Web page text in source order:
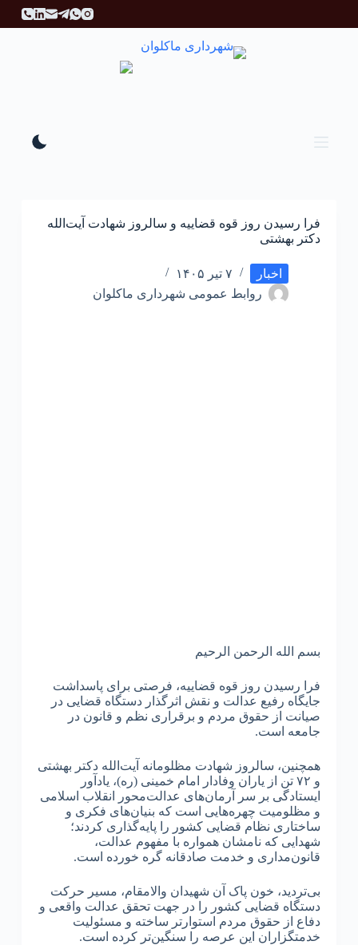
ر
فرا رسیدن روز قوه قضاییه و سالروز شهادت آیت‌الله
دکتر بهشتی
اخبار
۷ تیر ۱۴۰۵
روابط عمومی شهرداری ماکلوان
بسم الله الرحمن الرحیم
فرا رسیدن روز قوه قضاییه، فرصتی برای پاسداشت
جایگاه رفیع عدالت و نقش اثرگذار دستگاه قضایی در
صیانت از حقوق مردم و برقراری نظم و قانون در
جامعه است.
همچنین، سالروز شهادت مظلومانه آیت‌الله دکتر بهشتی
و ۷۲ تن از یاران وفادار امام خمینی (ره)، یادآور
ایستادگی بر سر آرمان‌های عدالت‌محور انقلاب اسلامی
و مظلومیت چهره‌هایی است که بنیان‌های فکری و
ساختاری نظام قضایی کشور را پایه‌گذاری کردند؛
شهدایی که نامشان همواره با مفهوم عدالت،
قانون‌مداری و خدمت صادقانه گره خورده است.
بی‌تردید، خون پاک آن شهیدان والامقام، مسیر حرکت
دستگاه قضایی کشور را در جهت تحقق عدالت واقعی و
دفاع از حقوق مردم استوارتر ساخته و مسئولیت
خدمتگزاران این عرصه را سنگین‌تر کرده است.